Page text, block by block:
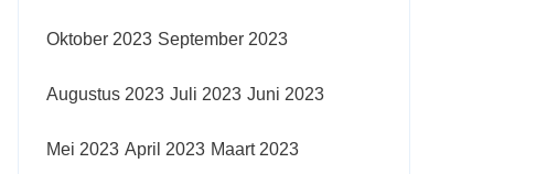
Oktober 2023 September 2023
Augustus 2023 Juli 2023 Juni 2023
Mei 2023 April 2023 Maart 2023